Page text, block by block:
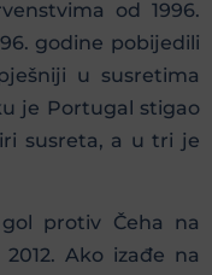
od 1996.
godine pobijedili
u susretima
je Portugal stigao
susreta, a u tri je
protiv Čeha na
Ako izađe na